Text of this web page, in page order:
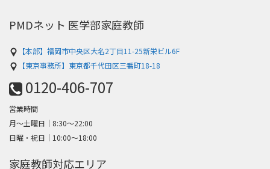
PMDネット 医学部家庭教師
【本部】福岡市中央区大名2丁目11-25新栄ビル6F
【東京事務所】東京都千代田区三番町18-18
0120-406-707
営業時間
月～土曜日│8:30〜22:00
日曜・祝日│10:00〜18:00
家庭教師対応エリア